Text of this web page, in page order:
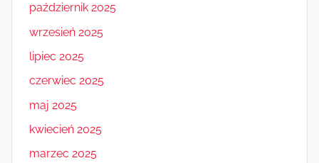
październik 2025
wrzesień 2025
lipiec 2025
czerwiec 2025
maj 2025
kwiecień 2025
marzec 2025